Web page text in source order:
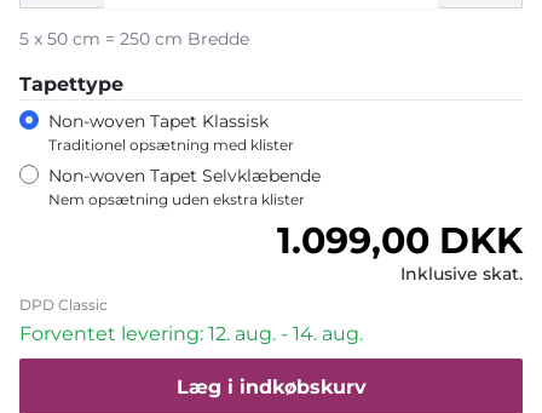
5 x 50 cm = 250 cm Bredde
Tapettype
Non-woven Tapet Klassisk
Traditionel opsætning med klister
Non-woven Tapet Selvklæbende
Nem opsætning uden ekstra klister
Normalpris
1.099,00 DKK
Inklusive skat.
DPD Classic
Forventet levering: 12. aug. - 14. aug.
Læg i indkøbskurv